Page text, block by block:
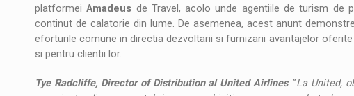
platformeiAmadeus de Travel, acolo unde agentiile de turism
continut de calatorie din lume. De asemenea, acest anunt
eforturile comune in directia dezvoltarii si furnizarii avantajelor
si pentru clientii lor.
Tye Radcliffe, Director of Distribution al United Airlines: ”La United,